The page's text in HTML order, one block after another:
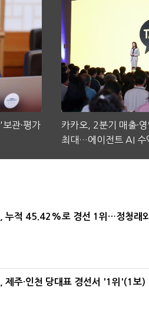
관·평가
카카오, 2분기 매출·
최대…에이전트 AI 수
, 누적 45.42%로 경선 1위…정청래
제주·인천 당대표 경선서 '1위'(1보)